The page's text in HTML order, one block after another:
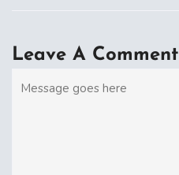
Leave A Comment